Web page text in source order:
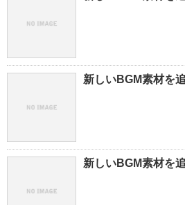
新しいBGM素材を
新しいBGM素材を